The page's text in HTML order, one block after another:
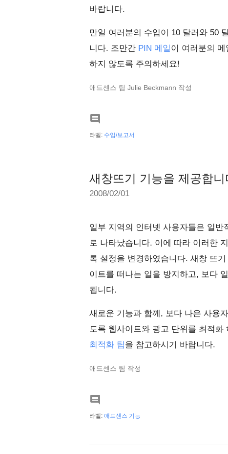
바랍니다.
만일 여러분의 수입이 10 달러와 50
니다. 조만간 PIN 메일이 여러분의
하지 않도록 주의하세요!
애드센스 팀 Julie Beckmann 작성

라벨: 수입/보고서
새창뜨기 기능을 제공합니
2008/02/01
일부 지역의 인터넷 사용자들은 일
로 나타났습니다. 이에 따라 이러한
록 설정을 변경하였습니다. 새창 뜨
이트를 떠나는 일을 방지하고, 보다
됩니다.
새로운 기능과 함께, 보다 나은 사용
도록 웹사이트와 광고 단위를 최적
최적화 팁을 참고하시기 바랍니다.
애드센스 팀 작성

라벨: 애드센스 기능